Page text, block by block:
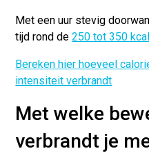
Met een uur stevig
tijd rond de250 tot 350 kcal
Bereken hier hoeveel
intensiteit verbrandt
Met welke
verbrandt je